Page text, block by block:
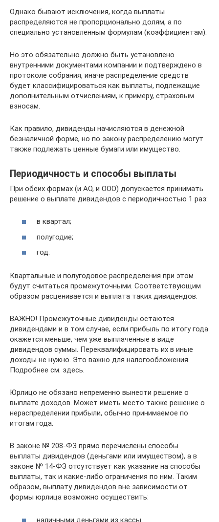
Однако бывают исключения, когда выплаты
распределяются не пропорционально долям, а по
специально установленным формулам (коэффициентам).
Но это обязательно должно быть установлено
внутренними документами компании и подтверждено в
протоколе собрания, иначе распределение средств
будет классифицироваться как выплаты, подлежащие
дополнительным отчислениям, к примеру, страховым
взносам.
Как правило, дивиденды начисляются в денежной
безналичной форме, но по закону распределению могут
также подлежать ценные бумаги или имущество.
Периодичность и способы выплаты
При обеих формах (и АО, и ООО) допускается принимать
решение о выплате дивидендов с периодичностью 1 раз:
в квартал;
полугодие;
год.
Квартальные и полугодовое распределения при этом
будут считаться промежуточными. Соответствующим
образом расценивается и выплата таких дивидендов.
ВАЖНО! Промежуточные дивиденды остаются
дивидендами и в том случае, если прибыль по итогу года
окажется меньше, чем уже выплаченные в виде
дивидендов суммы. Переквалифицировать их в иные
доходы не нужно. Это важно для налогообложения.
Подробнее см. здесь.
Юрлицо не обязано непременно вынести решение о
выплате доходов. Может иметь место также решение о
нераспределении прибыли, обычно принимаемое по
итогам года.
В законе № 208-ФЗ прямо перечислены способы
выплаты дивидендов (деньгами или имуществом), а в
законе № 14-ФЗ отсутствует как указание на способы
выплаты, так и какие-либо ограничения по ним. Таким
образом, выплату дивидендов вне зависимости от
формы юрлица возможно осуществить:
наличными деньгами из кассы.